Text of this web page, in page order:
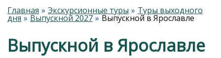
Главная
Экскурсионные туры Туры выходного
дня Выпускной 2027 Выпускной в Ярославле
Выпускной в Ярославле